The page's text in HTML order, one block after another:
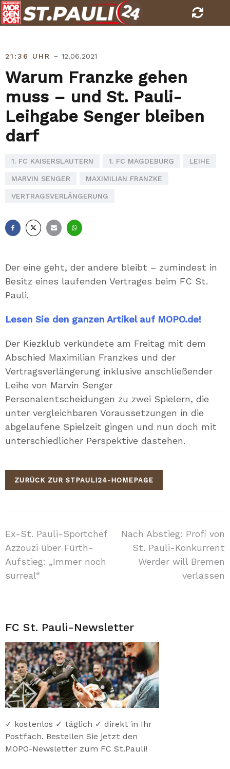
Skip
to
21:36 UHR - 12.06.2021
Warum Franzke gehen
muss – und St. Pauli-
Leihgabe Senger bleiben
darf
1. FC KAISERSLAUTERN 1. FC MAGDEBURG LEIHE
MARVIN SENGER MAXIMILIAN FRANZKE
VERTRAGSVERLÄNGERUNG
Der eine geht, der andere bleibt – zumindest in
Besitz eines laufenden Vertrages beim FC St.
Pauli.
Lesen Sie den ganzen Artikel auf MOPO.de!
Der Kiezklub verkündete am Freitag mit dem
Abschied Maximilian Franzkes und der
Vertragsverlängerung inklusive anschließender
Leihe von Marvin Senger
Personalentscheidungen zu zwei Spielern, die
unter vergleichbaren Voraussetzungen in die
abgelaufene Spielzeit gingen und nun doch mit
unterschiedlicher Perspektive dastehen.
ZURÜCK ZUR STPAULI24-HOMEPAGE
Beitragsnavigation
Ex-St. Pauli-Sportchef
Azzouzi über Fürth-
Aufstieg: „Immer noch
surreal“
Nach Abstieg: Profi von
St. Pauli-Konkurrent
Werder will Bremen
verlassen
FC St. Pauli-Newsletter
✓ kostenlos ✓ täglich ✓ direkt in Ihr
Postfach. Bestellen Sie jetzt den
MOPO-Newsletter zum FC St.Pauli!